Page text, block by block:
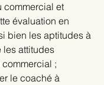
commercial et
évaluation en
bien les aptitudes à
les attitudes
;
le coaché à